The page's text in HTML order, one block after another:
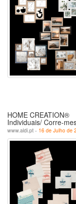
HOME CREATION®
Individuais/ Corre-
www.aldi.pt - 16 de Julho de